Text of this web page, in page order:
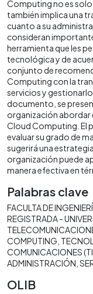
Computing no es
también implica una
cuanto a su
consideran
herramienta que les
tecnológica y de
conjunto de
Computing con la
servicios y
documento, se
organización
Cloud Computing. El
evaluar su grado de
sugerirá una
organización puede
manera efectiva en
Palabras clave
FACULTA DE
REGISTRADA -
COMPUTING
COMUNICACIONES
ADMINISTRACIÓN
OLIB